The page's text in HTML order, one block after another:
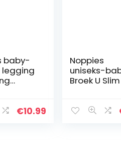
baby-
legging
€10.99
Noppies
uniseks-
Broek U